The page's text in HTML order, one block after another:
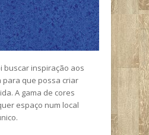
buscar inspiração aos
que possa criar
A gama de cores
espaço num local